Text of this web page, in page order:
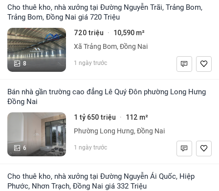
Cho thuê kho, nhà xưởng tại Đường Nguyễn Trãi, Trảng Bom,
Trảng Bom, Đồng Nai giá 720 Triệu
8
720 triệu · 10,590 m²
Xã Trảng Bom, Đồng Nai
1 ngày trước
Bán nhà gần trường cao đẳng Lê Quý Đôn phường Long Hưng
Đồng Nai
6
1 tỷ 650 triệu · 112 m²
Phường Long Hưng, Đồng Nai
1 ngày trước
Cho thuê kho, nhà xưởng tại Đường Nguyễn Ái Quốc, Hiệp
Phước, Nhơn Trạch, Đồng Nai giá 332 Triệu